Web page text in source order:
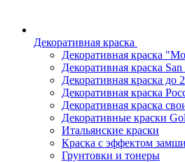
Декоративная краска
Декоративная краска
Декоративная краска
Декоративная краска до
Декоративная краска
Декоративная краска
Декоративные краски
Итальянские краски
Краска с эффектом замши
Грунтовки и тонеры